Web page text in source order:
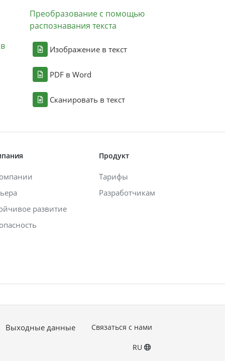
Преобразование с помощью
распознавания текста
Изображение в текст
PDF в Word
Сканировать в текст
развитие
Продукт
Тарифы
Разработчикам
Выходные данные Связаться с нами
RU